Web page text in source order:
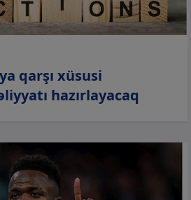
qarşı xüsusi
hazırlayacaq